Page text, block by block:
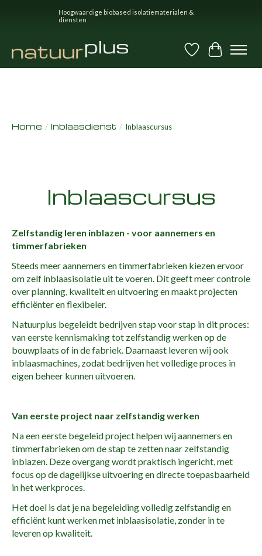
Hoogwaardige biobased isolatiematerialen &
diensten
Verlanglijst
Home / Inblaasdienst / Inblaascursus
Inblaascursus
Zelfstandig leren inblazen - voor aannemers en
timmerfabrieken
Steeds meer aannemers en timmerfabrieken kiezen ervoor
om zelf inblaasisolatie uit te voeren. Dit geeft meer controle
over planning, kwaliteit en uitvoering en maakt projecten
efficiënter en flexibeler.
Natuurplus begeleidt bedrijven stap voor stap in dit proces:
van eerste kennismaking tot zelfstandig werken op de
bouwplaats of in de fabriek. Daarnaast leveren wij ook
inblaasmachines, zodat bedrijven het volledige proces in
eigen beheer kunnen uitvoeren.
Van eerste project naar zelfstandig werken
Na een eerste begeleid project helpen wij aannemers en
timmerfabrieken om de stap te zetten naar zelfstandig
inblazen. Deze overgang wordt praktisch ingericht, met
focus op de dagelijkse uitvoering en directe toepasbaarheid
in het werkproces.
Het doel is dat je na begeleiding volledig zelfstandig en
efficiënt kunt werken met inblaasisolatie, zonder in te
leveren op kwaliteit.